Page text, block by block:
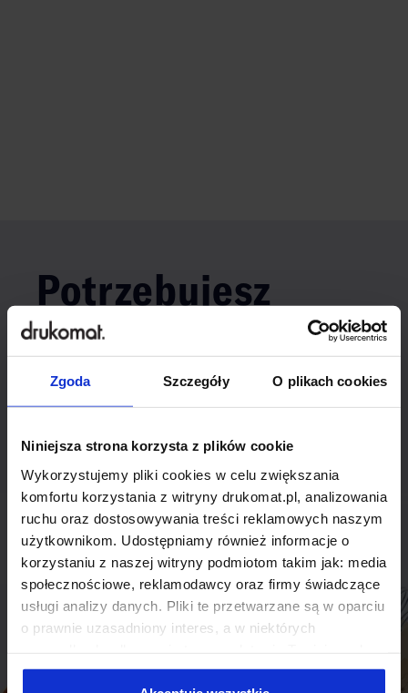
Zgoda Szczegóły O plikach cookies
Niniejsza strona korzysta z plików cookie
Wykorzystujemy pliki cookies w celu zwiększania
komfortu korzystania z witryny drukomat.pl, analizowania
ruchu oraz dostosowywania treści reklamowych naszym
użytkownikom. Udostępniamy również informacje o
korzystaniu z naszej witryny podmiotom takim jak: media
społecznościowe, reklamodawcy oraz firmy świadczące
usługi analizy danych. Pliki te przetwarzane są w oparciu
o prawnie uzasadniony interes, a w niektórych
Niektóre z plików cookies dostarczane i przetwarzane są
Potrzebujesz
indywidualnego
rozwiązania?
produkt niestandardowy.
Skontaktuj się